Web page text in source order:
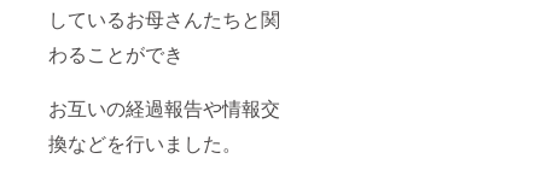
しているお母さんたちと関
わることができ
お互いの経過報告や情報交
換などを行いました。